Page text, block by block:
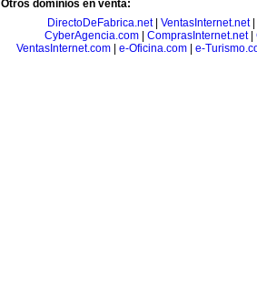
Otros dominios en venta:
DirectoDeFabrica.net| VentasInternet.net|
CyberAgencia.com| ComprasInternet.net|
VentasInternet.com
e-Oficina.com e-